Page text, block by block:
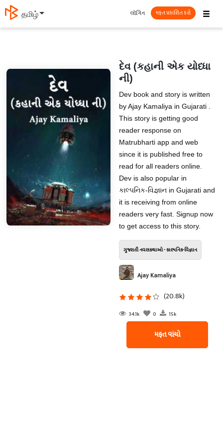
தமிழ் ☰
લૉગિન મફત પ્રકાશિત કરો
દેવ (કહાની એક યોધ્ધા
ની)
Dev book and story is written
by Ajay Kamaliya in Gujarati .
This story is getting good
reader response on
Matrubharti app and web
since it is published free to
read for all readers online.
Dev is also popular in
કાલ્પનિક-વિજ્ઞાન in Gujarati and
it is receiving from online
readers very fast. Signup now
to get access to this story.
ગુજરાતી નવલકથાઓ - કાલ્પનિક-વિજ્ઞાન
Ajay Kamaliya
(20.8k)
34.1k 0 15k
મફત વાંચો